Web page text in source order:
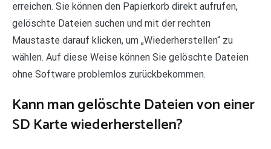
erreichen. Sie können den Papierkorb direkt aufrufen,
gelöschte Dateien suchen und mit der rechten
Maustaste darauf klicken, um „Wiederherstellen“ zu
wählen. Auf diese Weise können Sie gelöschte Dateien
ohne Software problemlos zurückbekommen.
Kann man gelöschte Dateien von einer
SD Karte wiederherstellen?